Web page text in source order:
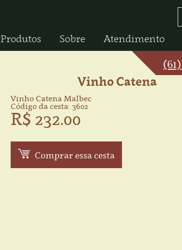
Produtos Sobre Atendimento
Vinho Catena
Vinho Catena Malbec
Código da cesta: 3602
R$ 232.00
Comprar essa cesta